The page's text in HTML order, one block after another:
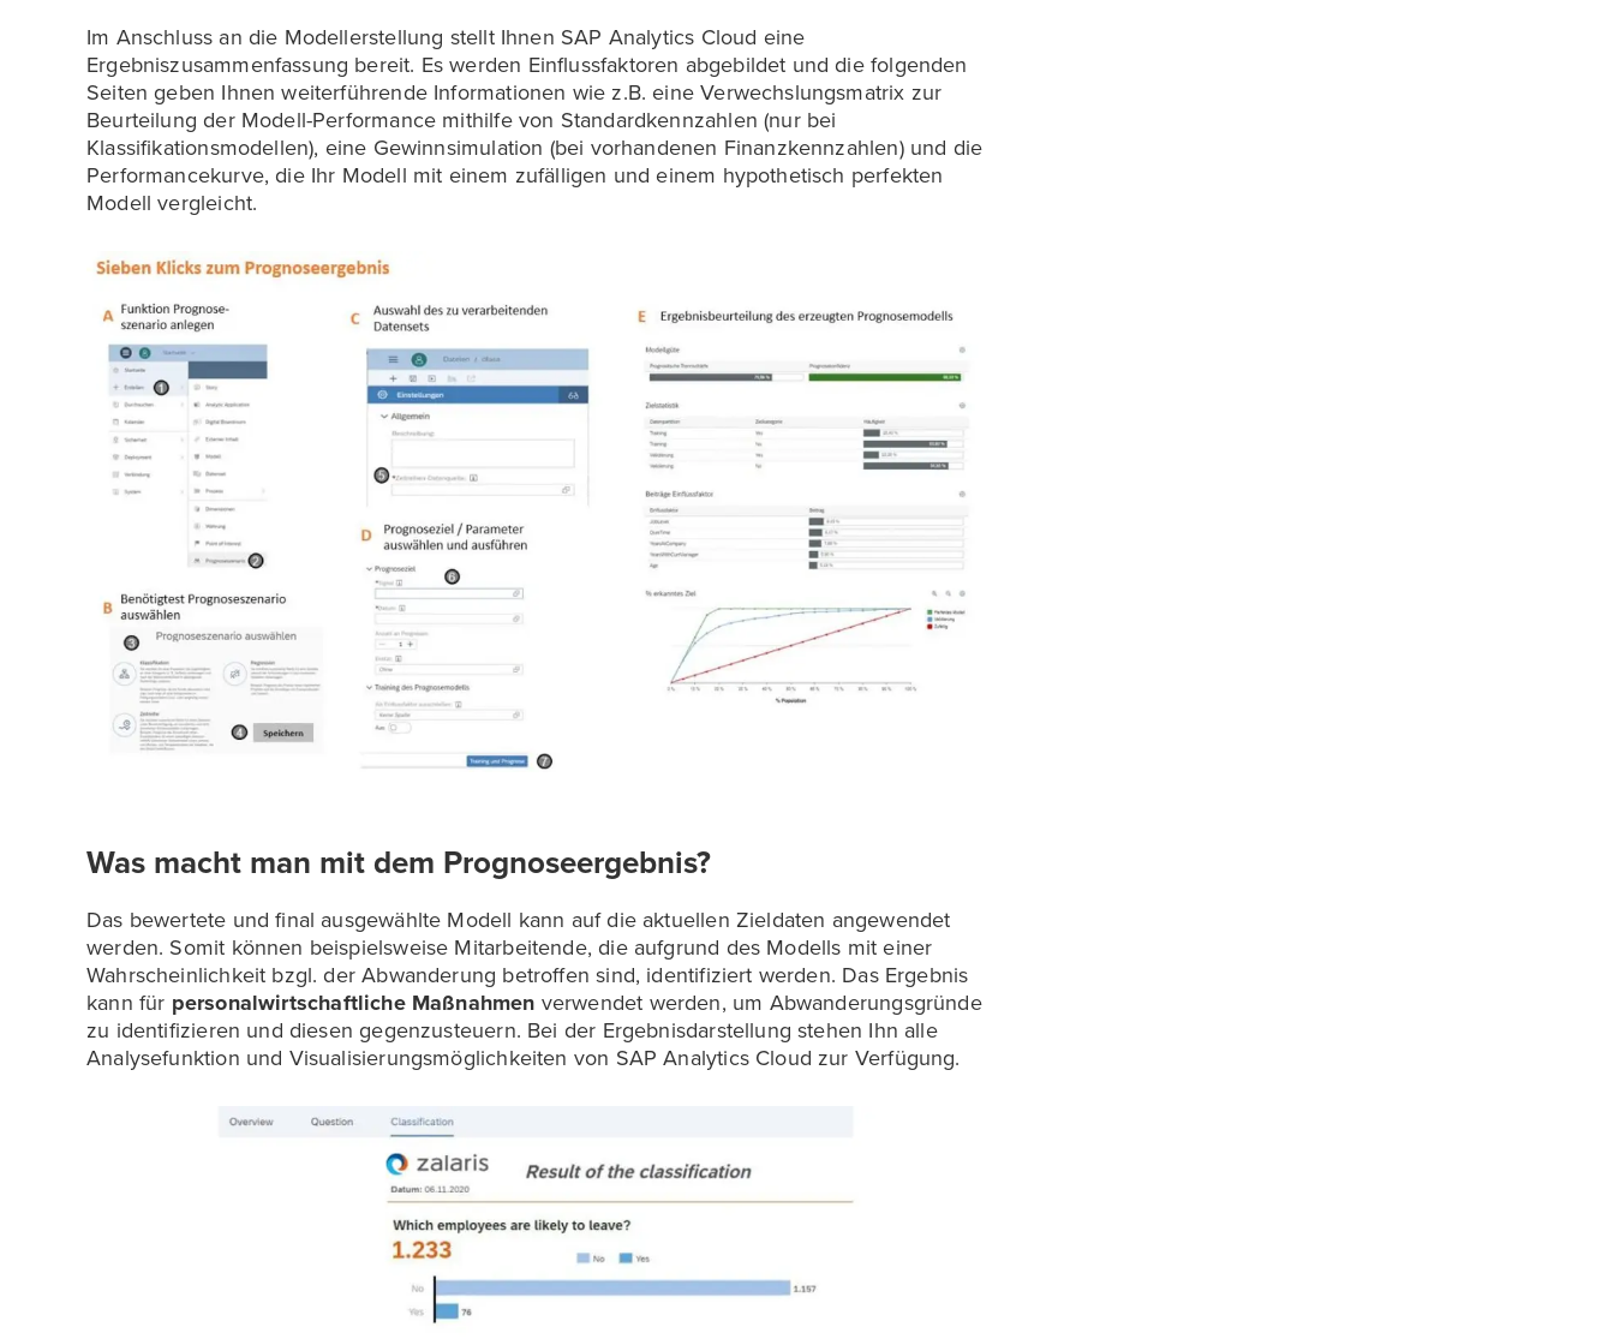
Im Anschluss an die Modellerstellung stellt Ihnen SAP Analytics Cloud eine
Ergebniszusammenfassung bereit. Es werden Einflussfaktoren abgebildet und die folgenden
Seiten geben Ihnen weiterführende Informationen wie z.B. eine Verwechslungsmatrix zur
Beurteilung der Modell-Performance mithilfe von Standardkennzahlen (nur bei
Klassifikationsmodellen), eine Gewinnsimulation (bei vorhandenen Finanzkennzahlen) und die
Performancekurve, die Ihr Modell mit einem zufälligen und einem hypothetisch perfekten
Modell vergleicht.
Was macht man mit dem Prognoseergebnis?
Das bewertete und final ausgewählte Modell kann auf die aktuellen Zieldaten angewendet
werden. Somit können beispielsweise Mitarbeitende, die aufgrund des Modells mit einer
Wahrscheinlichkeit bzgl. der Abwanderung betroffen sind, identifiziert werden. Das Ergebnis
kann für personalwirtschaftliche Maßnahmen verwendet werden, um Abwanderungsgründe
zu identifizieren und diesen gegenzusteuern. Bei der Ergebnisdarstellung stehen Ihn alle
Analysefunktion und Visualisierungsmöglichkeiten von SAP Analytics Cloud zur Verfügung.